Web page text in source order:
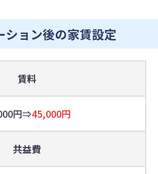
ション後の家賃設定
賃料
円⇒45,000円
共益費